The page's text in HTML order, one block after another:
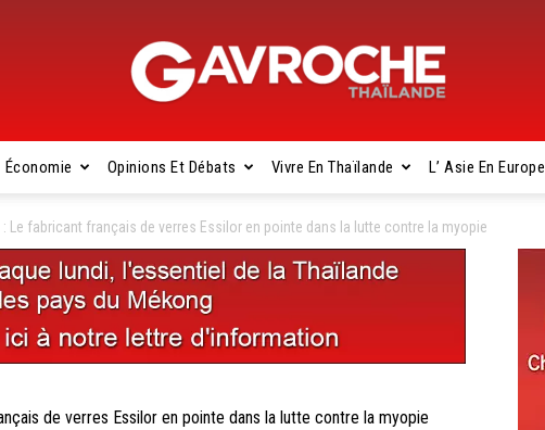
Gavroche
Économie Opinions Et Débats Vivre En Thaïlande L’ Asie En Europe
: Le fabricant français de verres Essilor en pointe dans la lutte contre la myopie
de verres Essilor en pointe dans la lutte contre la myopie